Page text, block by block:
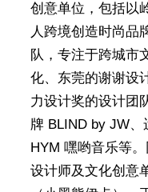
创意单位，包括以
人跨境创造时尚品
队，专注于跨城市
化、东莞的谢谢设
力设计奖的设计团
牌 BLIND by JW
HYM 嘿哟音乐等
设计师及文化创意